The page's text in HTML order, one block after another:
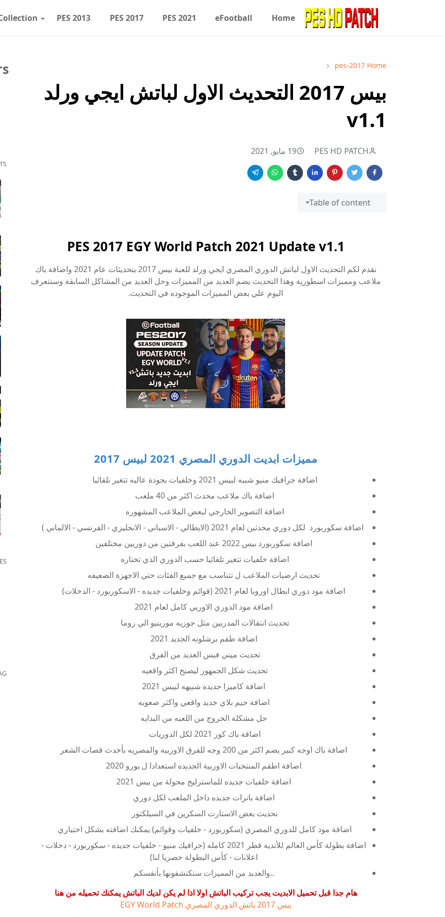
Home
eFootball
PES 2021
PES 2017
PES 2013
Home
pes-2017
بيس 2017 التحديث الاول لباتش ايجي ورلد
v1.1
PES HD PATCH 19 مايو, 2021
Table of content
PES 2017 EGY World Patch 2021 Update v1.1
نقدم لكم التحديث الاول لباتش الدوري المصري ايجي ورلد للعبة بيس 2017 بتحديثات عام 2021 واضافة باك
ملاعب ومميزات اسطورية وهذا التحديث يضم العديد من المميزات وحل العديد من المشاكل السابقة وسنتعرف
اليوم علي بعض المميزات الموجوده في التحديث.
مميزات ابديت الدوري المصري 2021 لبيس 2017
اضافة جرافيك منيو شبيه لبيس 2021 وخلفيات بجودة عاليه تتغير تلقائيا
اضافة باك ملاعب محدث اكثر من 40 ملعب
اضافة التصوير الخارجي لبعض الملاعب المشهوره
اضافة سكوربورد لكل دوري محدثين لعام 2021 (الايطالي - الاسباني - الانجليزي - الفرنسي - الالماني )
اضافة سكوربورد بيس 2022 عند اللعب بفرقتين من دوريين مختلفين
اضافة خلفيات تتغير تلقائيا حسب الدوري الذي تختاره
تحديث ارضيات الملاعب ل تتناسب مع جميع الفئات حتي الاجهزة الضعيفه
اضافة مود دوري ابطال اوروبا لعام 2021 (قوائم وخلفيات جديده - الاسكوربورد - الدخلات)
اضافة مود الدوري الاوربي كامل لعام 2021
تحديث انتقالات المدربين مثل جوزيه مورينيو الي روما
اضافة طقم برشلونه الجديد 2021
تحديث ميني فيس العديد من الفرق
تحديث شكل الجمهور ليصبح اكثر واقعيه
اضافة كاميرا جديده شبيهه لبيس 2021
اضافة جيم بلاي جديد واقعي واكثر صعوبه
حل مشكلة الخروج من اللعبه من البدايه
اضافة باك كور 2021 لكل الدوريات
اضافة باك اوجه كبير يضم اكثر من 200 وجه للفرق الاوربيه والمصريه بأحدث قصات الشعر
اضافة اطقم المنتخبات الاوربية الجديده استعدادا ل يورو 2020
اضافة خلفيات جديده للماسترليج محولة من بيس 2021
اضافة بانرات جديده داخل الملعب لكل دوري
تحديث بعض الاستارت السكرين في السيلكتور
اضافة مود كامل للدوري المصري (سكوربورد - خلفيات وقوائم) يمكنك اضافته بشكل اختياري
اضافة بطولة كأس العالم للأندية قطر 2021 كامله (جرافيك منيو - خلفيات جديده - سكوربورد - دخلات -
اعلانات - كأس البطولة حصريا لنا)
..والعديد من المميزات ستكتشفونها بأنفسكم
هام جدا قبل تحميل الابديت يجب تركيب الباتش اولا اذا لم يكن لديك الباتش يمكنك تحميله من هنا
بيس 2017 باتش الدوري المصري EGY World Patch